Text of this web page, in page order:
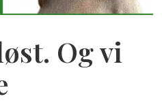
Og vi